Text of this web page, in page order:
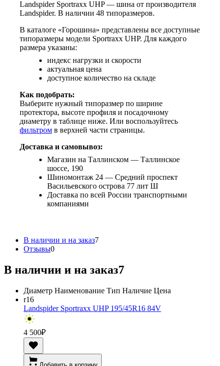
Landspider Sportraxx UHP — шина от производителя
Landspider. В наличии 48 типоразмеров.
В каталоге «Горошина» представлены все доступные
типоразмеры модели Sportraxx UHP. Для каждого
размера указаны:
индекс нагрузки и скорости
актуальная цена
доступное количество на складе
Как подобрать:
Выберите нужный типоразмер по ширине
протектора, высоте профиля и посадочному
диаметру в таблице ниже. Или воспользуйтесь
фильтром в верхней части страницы.
Доставка и самовывоз:
Магазин на Таллинском — Таллинское
шоссе, 190
Шиномонтаж 24 — Средний проспект
Васильевского острова 77 лит Ш
Доставка по всей России транспортными
компаниями
В наличии и на заказ7
Отзывы0
В наличии и на заказ7
Диаметр Наименование Тип Наличие Цена
r16
Landspider Sportraxx UHP 195/45R16 84V
4 500₽